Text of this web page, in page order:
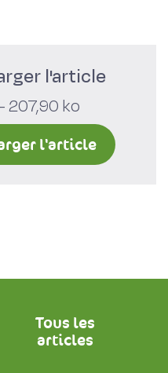
l'article
207,90 ko
l'article
Tous les
articles